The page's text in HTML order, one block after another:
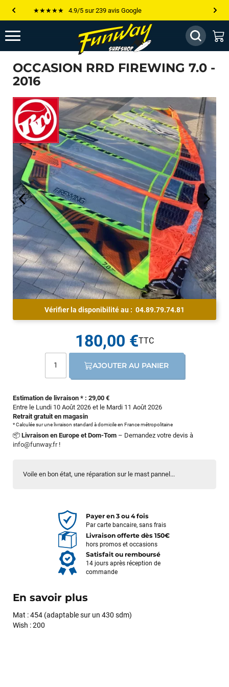
Les plus grandes marques sont chez Funway
Jusqu’à -75% de remise sur le windsurf, wingfoil, etc...
💰 Meilleur prix garanti — Moins cher ailleurs ? On s’aligne !
Besoin de conseils de pro ? Appelle nous !
OCCASION RRD FIREWING 7.0 -
2016
Voile en bon état, une réparation sur le mast pannel...
Vérifier la disponibilité au : 04.89.79.74.81
Estimation de livraison * : 29,00 €
Entre le Lundi 10 Août 2026 et le Mardi 11 Août 2026
Retrait gratuit en magasin
* Calculée sur une livraison standard à domicile en France métropolitaine
📦 Livraison en Europe et Dom-Tom – Demandez votre devis à
info@funway.fr!
180,00 €
AJOUTER AU PANIER
Payer en 3 ou 4 fois
Par carte bancaire, sans frais
Livraison offerte dès 150€
hors promos et occasions
Satisfait ou remboursé
14 jours après réception de
commande
En savoir plus
Mat : 454 (adaptable sur un 430 sdm)
Wish : 200